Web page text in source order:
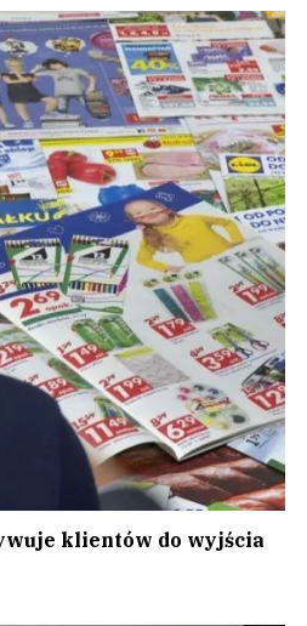
klientów do wyjścia